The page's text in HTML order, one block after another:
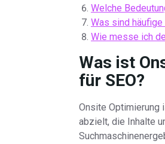
Welche
Was sind
Wie messe ich
Was ist
für SEO?
Onsite Optimierung
abzielt, die Inhalte